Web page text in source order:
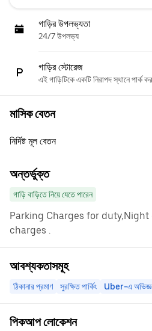
গাড়ির উপলভ্যতা
24/7 উপলভ্য
গাড়ির স্টোরেজ
এই গাড়িটিকে একটি নিরাপদ স্থানে পার্ক
মাসিক বেতন
নির্দিষ্ট মূল বেতন
অন্তর্ভুক্ত
গাড়ি বাড়িতে নিয়ে যেতে পারেন
Parking Charges for
charges .
আবশ্যকতাসমূহ
ঠিকানার প্রমাণ সুরক্ষিত পার্কিং Uber-এ অভিজ্ঞ
পিকআপ লোকেশন